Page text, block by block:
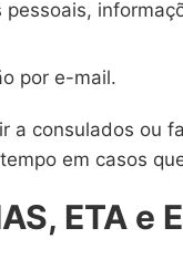
por e-mail.
a consulados ou
em casos
ETA e